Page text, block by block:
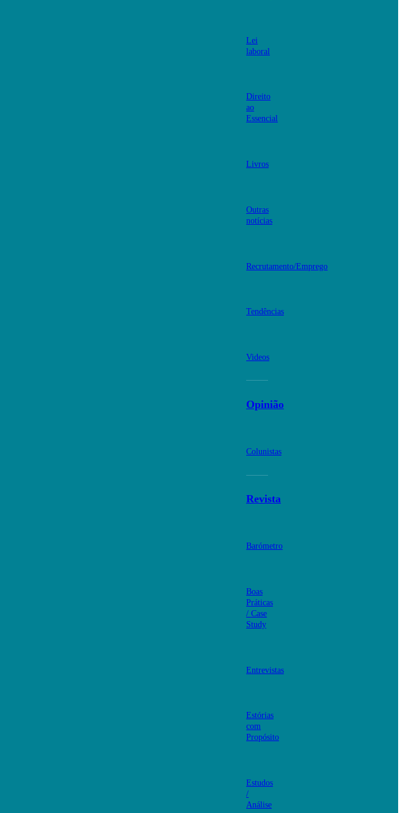
Lei
laboral
Direito
ao
Essencial
Livros
Outras
notícias
Recrutamento/Emprego
Tendências
Videos
Opinião
Colunistas
Revista
Barómetro
Boas
Práticas
/ Case
Study
Entrevistas
Estórias
com
Propósito
Estudos
/
Análise